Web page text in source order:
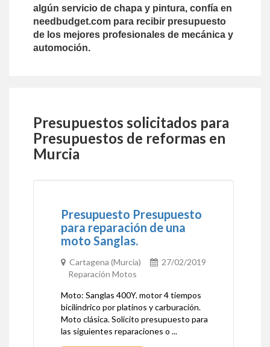
algún servicio de chapa y pintura, confía en
needbudget.com para recibir presupuesto
de los mejores profesionales de mecánica y
automoción.
Presupuestos solicitados para
Presupuestos de reformas en
Murcia
Presupuesto Presupuesto
para reparación de una
moto Sanglas.
Cartagena (Murcia)
27/02/2019
Reparación Motos
Moto: Sanglas 400Y. motor 4 tiempos
bicilíndrico por platinos y carburación.
Moto clásica. Solicito presupuesto para
las siguientes reparaciones o ...